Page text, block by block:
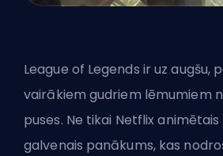
League of Legends ir uz augšu,
vairākiem gudriem lēmumiem
puses. Ne tikai Netflix
galvenais panākums, kas